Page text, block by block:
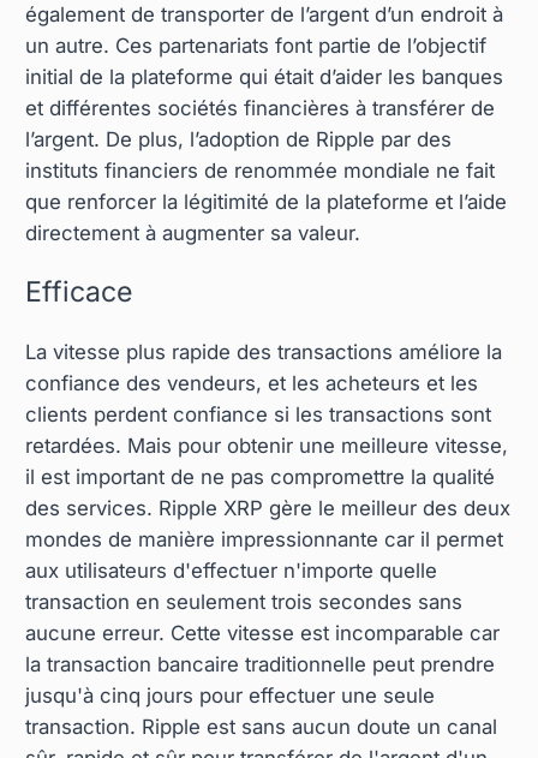
également de transporter de l’argent d’un endroit à
un autre. Ces partenariats font partie de l’objectif
initial de la plateforme qui était d’aider les banques
et différentes sociétés financières à transférer de
l’argent. De plus, l’adoption de Ripple par des
instituts financiers de renommée mondiale ne fait
que renforcer la légitimité de la plateforme et l’aide
directement à augmenter sa valeur.
Efficace
La vitesse plus rapide des transactions améliore la
confiance des vendeurs, et les acheteurs et les
clients perdent confiance si les transactions sont
retardées. Mais pour obtenir une meilleure vitesse,
il est important de ne pas compromettre la qualité
des services. Ripple XRP gère le meilleur des deux
mondes de manière impressionnante car il permet
aux utilisateurs d'effectuer n'importe quelle
transaction en seulement trois secondes sans
aucune erreur. Cette vitesse est incomparable car
la transaction bancaire traditionnelle peut prendre
jusqu'à cinq jours pour effectuer une seule
transaction. Ripple est sans aucun doute un canal